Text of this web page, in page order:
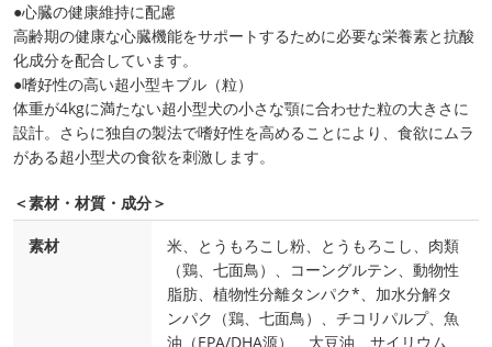
●心臓の健康維持に配慮
高齢期の健康な心臓機能をサポートするために必要な栄養素と抗酸
化成分を配合しています。
●嗜好性の高い超小型キブル（粒）
体重が4kgに満たない超小型犬の小さな顎に合わせた粒の大きさに
設計。さらに独自の製法で嗜好性を高めることにより、食欲にムラ
がある超小型犬の食欲を刺激します。
＜素材・材質・成分＞
素材
米、とうもろこし粉、とうもろこし、肉類
（鶏、七面鳥）、コーングルテン、動物性
脂肪、植物性分離タンパク*、加水分解タ
ンパク（鶏、七面鳥）、チコリパルプ、魚
油（EPA/DHA源）、大豆油、サイリウム、